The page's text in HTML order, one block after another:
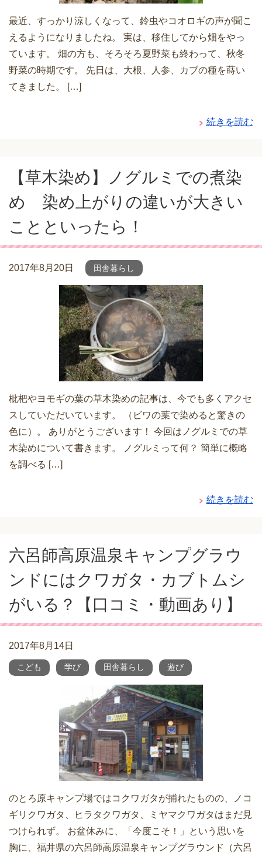
最近、すっかり涼しくなって、鈴虫やコオロギの声が聞こ
えるようになりましたね。 実は、移住してから畑をやっ
ています。 畑の方も、そろそろ夏野菜も終わって、秋冬
野菜の時期です。 先日は、大根、人参、カブの種を蒔い
てきました。 […]
続きを読む
【草木染め】ノグルミでの煮染
め 染め上がりの違いが大きい
ことといったら！
2017年8月20日 田舎暮らし
枇杷やヨモギの葉の草木染めの記事は、今でも多くアクセ
スしていただいています。 （ビワの葉で染めると驚きの
色に）。 ありがとうございます！ 今回はノグルミでの草
木染めについて書きます。 ノグルミって何？ 簡単に概略
を調べる […]
続きを読む
六呂師高原温泉キャンプグラウ
ンドにはクワガタ・カブトムシ
がいる？【口コミ・動画あり】
2017年8月14日
こども 学び 田舎暮らし 遊び
のとろ原キャンプ場ではコクワガタが捕れたものの、ノコ
ギリクワガタ、ヒラタクワガタ、ミヤマクワガタはまだ見
つけられず。 お盆休みに、「今度こそ！」という思いを
胸に、福井県の六呂師高原温泉キャンプグラウンド（六呂